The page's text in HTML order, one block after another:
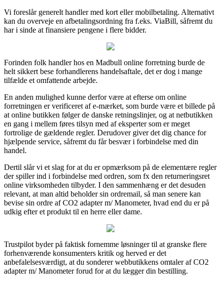
Vi foreslår generelt handler med kort eller mobilbetaling. Alternativt
kan du overveje en afbetalingsordning fra f.eks. ViaBill, såfremt du
har i sinde at finansiere pengene i flere bidder.
Forinden folk handler hos en Madbull online forretning burde de
helt sikkert bese forhandlerens handelsaftale, det er dog i mange
tilfælde et omfattende arbejde.
En anden mulighed kunne derfor være at efterse om online
forretningen er verificeret af e-mærket, som burde være et billede på
at online butikken følger de danske retningslinjer, og at netbutikken
en gang i mellem føres tilsyn med af eksperter som er meget
fortrolige de gældende regler. Derudover giver det dig chance for
hjælpende service, såfremt du får besvær i forbindelse med din
handel.
Dertil slår vi et slag for at du er opmærksom på de elementære regler
der spiller ind i forbindelse med ordren, som fx den returneringsret
online virksomheden tilbyder. I den sammenhæng er det desuden
relevant, at man altid beholder sin ordremail, så man senere kan
bevise sin ordre af CO2 adapter m/ Manometer, hvad end du er på
udkig efter et produkt til en herre eller dame.
Trustpilot byder på faktisk fornemme løsninger til at granske flere
forhenværende konsumenters kritik og herved er det
anbefalelsesværdigt, at du sonderer webbutikkens omtaler af CO2
adapter m/ Manometer forud for at du lægger din bestilling.